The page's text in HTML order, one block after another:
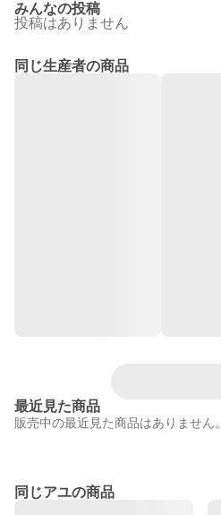
みんなの投稿
投稿はありません
同じ生産者の商品
最近見た商品
販売中の最近見た商品はありません。
同じアユの商品